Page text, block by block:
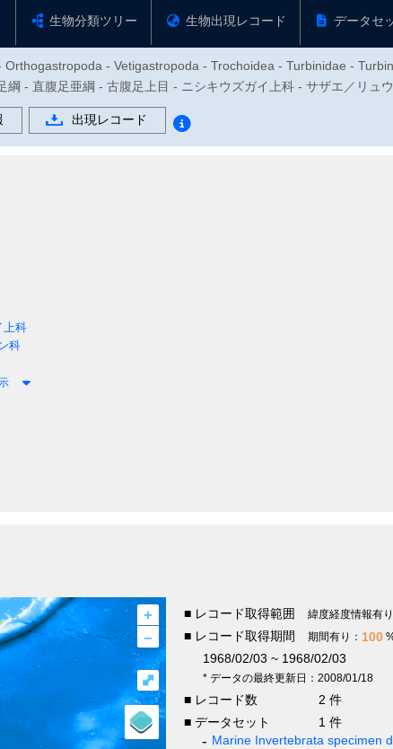
生物分類ツリー 生物出現レコード データセ
- Vetigastropoda - Trochoidea - Turbinidae -
- 直腹足亜綱 - 古腹足上目 - ニシキウズガイ上科 - サザエ／リュ
出現レコード
上科
科
+
–
⤢
■ レコード取得範囲 緯度経度情報有り
■ レコード取得期間 期間有り： 100
1968/02/03 ~ 1968/02/03
* データの最終更新日：2008/01/18
■ レコード数
2 件
■ データセット
1 件
Marine Invertebrata specimen